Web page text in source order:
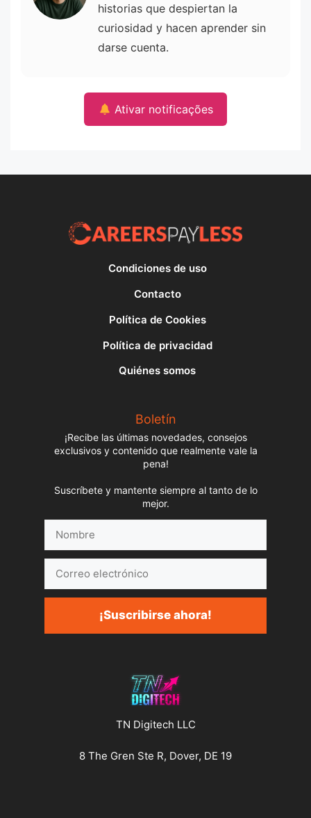
historias que despiertan la
curiosidad y hacen aprender sin
darse cuenta.
Ativar notificações
Condiciones de uso
Contacto
Política de Cookies
Política de privacidad
Quiénes somos
Boletín
¡Recibe las últimas novedades, consejos
exclusivos y contenido que realmente vale la
pena!
Suscríbete y mantente siempre al tanto de lo
mejor.
electrónico
¡Suscribirse ahora!
TN Digitech LLC
8 The Gren Ste R, Dover, DE 19